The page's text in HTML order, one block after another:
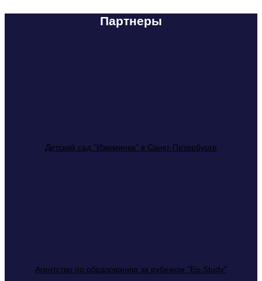
Партнеры
Детский сад "Изюминка" в Санкт-Петербурге
Агентство по образованию за рубежом "Eg-Study"